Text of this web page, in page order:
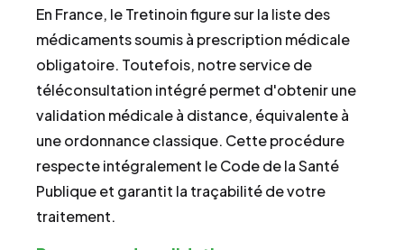
En France, le Tretinoin figure sur la liste des
médicaments soumis à prescription médicale
obligatoire. Toutefois, notre service de
téléconsultation intégré permet d'obtenir une
validation médicale à distance, équivalente à
une ordonnance classique. Cette procédure
respecte intégralement le Code de la Santé
Publique et garantit la traçabilité de votre
traitement.